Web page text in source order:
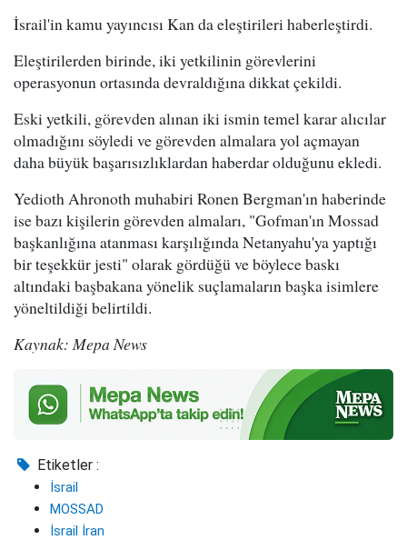
İsrail'in kamu yayıncısı Kan da eleştirileri haberleştirdi.
Eleştirilerden birinde, iki yetkilinin görevlerini
operasyonun ortasında devraldığına dikkat çekildi.
Eski yetkili, görevden alınan iki ismin temel karar alıcılar
olmadığını söyledi ve görevden almalara yol açmayan
daha büyük başarısızlıklardan haberdar olduğunu ekledi.
Yedioth Ahronoth muhabiri Ronen Bergman'ın haberinde
ise bazı kişilerin görevden almaları, "Gofman'ın Mossad
başkanlığına atanması karşılığında Netanyahu'ya yaptığı
bir teşekkür jesti" olarak gördüğü ve böylece baskı
altındaki başbakana yönelik suçlamaların başka isimlere
yöneltildiği belirtildi.
Kaynak: Mepa News
Etiketler :
İsrail
MOSSAD
İsrail İran